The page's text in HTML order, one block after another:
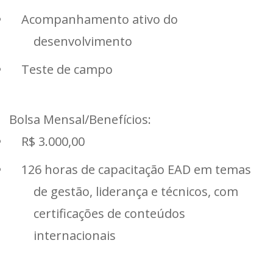
Acompanhamento ativo do
desenvolvimento
Teste de campo
Bolsa Mensal/Benefícios:
R$ 3.000,00
126 horas de capacitação EAD em temas
de gestão, liderança e técnicos, com
certificações de conteúdos
internacionais